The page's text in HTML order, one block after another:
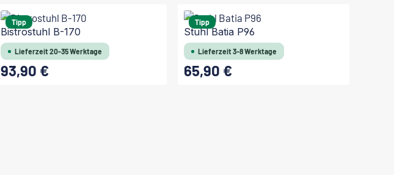
In den Warenkorb In den Warenkorb
Tipp
Bistrostuhl B-170
Lieferzeit 20-35 Werktage
Regulärer Preis:
93,90 €
Tipp
Stuhl Batia P96
Lieferzeit 3-8 Werktage
Regulärer Preis:
65,90 €